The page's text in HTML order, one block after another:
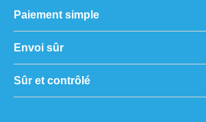
Paiement simple
Envoi sûr
Sûr et contrôlé